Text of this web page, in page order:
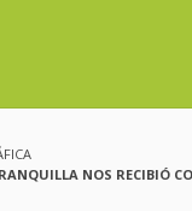
NOS RECIBIÓ